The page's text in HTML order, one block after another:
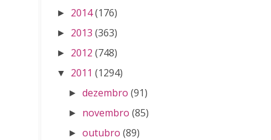
► 2014(176)
► 2013 (363)
► 2012 (748)
▼ 2011 (1294)
►dezembro (91)
► novembro (85)
►outubro (89)